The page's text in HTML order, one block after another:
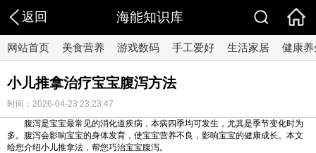
返回 海能知识库
网站首页 美食营养 游戏数码 手工爱好 生活家居 健康养
小儿推拿治疗宝宝腹泻方法
时间：2026-04-23 23:23:47
腹泻是宝宝最常见的消化道疾病，本病四季均可发生，尤其是季节变化时为
多。腹泻会影响宝宝的身体发育，使宝宝营养不良，影响宝宝的健康成长。本文
给您介绍小儿推拿法，帮您巧治宝宝腹泻。